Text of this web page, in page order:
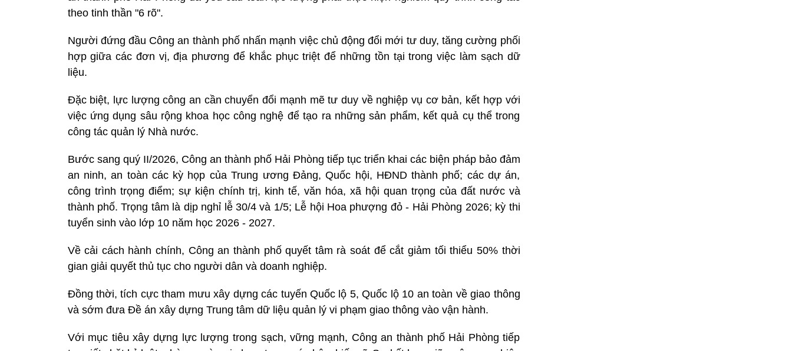
theo tinh thần "6 rõ".
Người đứng đầu Công an thành phố nhấn mạnh việc chủ động đổi mới tư duy, tăng cường phối
hợp giữa các đơn vị, địa phương để khắc phục triệt để những tồn tại trong việc làm sạch dữ
liệu.
Đặc biệt, lực lượng công an cần chuyển đổi mạnh mẽ tư duy về nghiệp vụ cơ bản, kết hợp với
việc ứng dụng sâu rộng khoa học công nghệ để tạo ra những sản phẩm, kết quả cụ thể trong
công tác quản lý Nhà nước.
Bước sang quý II/2026, Công an thành phố Hải Phòng tiếp tục triển khai các biện pháp bảo đảm
an ninh, an toàn các kỳ họp của Trung ương Đảng, Quốc hội, HĐND thành phố; các dự án,
công trình trọng điểm; sự kiện chính trị, kinh tế, văn hóa, xã hội quan trọng của đất nước và
thành phố. Trọng tâm là dịp nghỉ lễ 30/4 và 1/5; Lễ hội Hoa phượng đỏ - Hải Phòng 2026; kỳ thi
tuyển sinh vào lớp 10 năm học 2026 - 2027.
Về cải cách hành chính, Công an thành phố quyết tâm rà soát để cắt giảm tối thiểu 50% thời
gian giải quyết thủ tục cho người dân và doanh nghiệp.
Đồng thời, tích cực tham mưu xây dựng các tuyến Quốc lộ 5, Quốc lộ 10 an toàn về giao thông
và sớm đưa Đề án xây dựng Trung tâm dữ liệu quản lý vi phạm giao thông vào vận hành.
Với mục tiêu xây dựng lực lượng trong sạch, vững mạnh, Công an thành phố Hải Phòng tiếp